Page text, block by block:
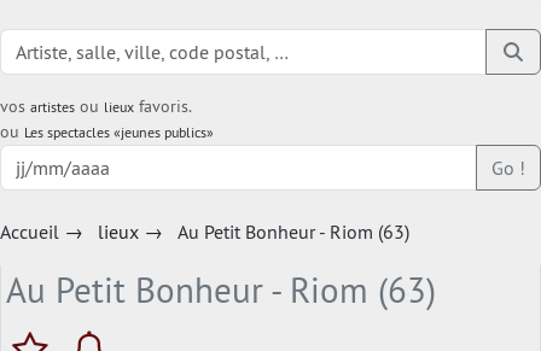
vos artistes ou lieux favoris.
ou Les spectacles «jeunes publics»
Go !
Accueil → lieux → Au Petit Bonheur - Riom (63)
Au Petit Bonheur - Riom (63)